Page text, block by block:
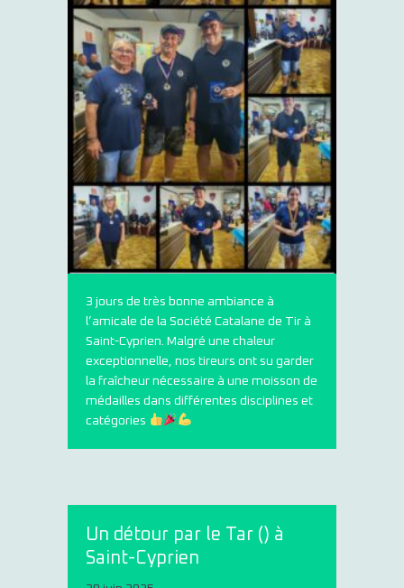
3 jours de très bonne ambiance à
l’amicale de la Société Catalane de Tir à
Saint-Cyprien. Malgré une chaleur
exceptionnelle, nos tireurs ont su garder
la fraîcheur nécessaire à une moisson de
médailles dans différentes disciplines et
catégories
Un détour par le Tar () à
Saint-Cyprien